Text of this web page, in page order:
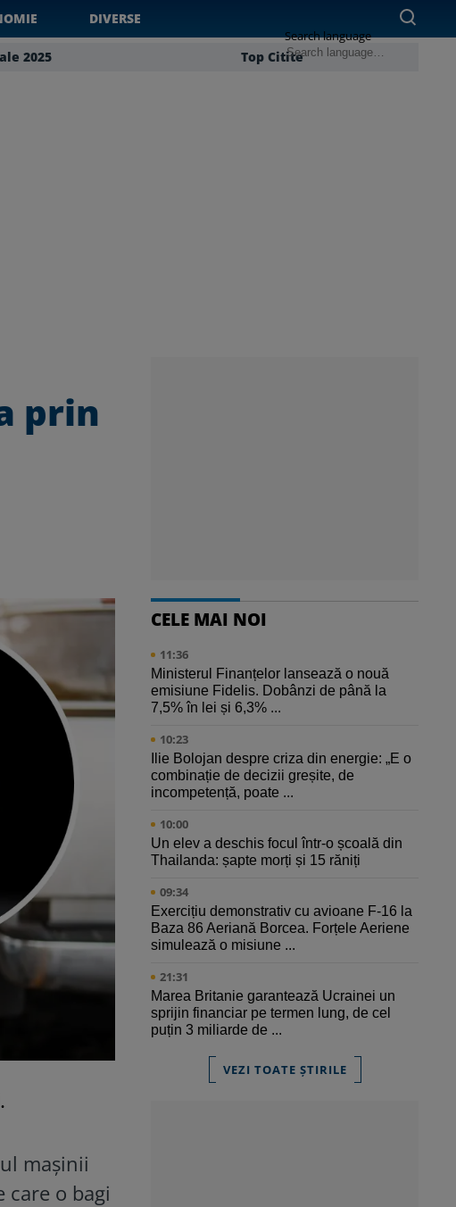
DIVERSE
2025 Top Citite
Search language
prin
mașinii
o bagi
CELE MAI NOI
11:36
Ministerul Finanțelor lansează o nouă
emisiune Fidelis. Dobânzi de până la
7,5% în lei și 6,3% ...
10:23
Ilie Bolojan despre criza din energie: „E o
combinație de decizii greșite, de
incompetență, poate ...
10:00
Un elev a deschis focul într-o școală din
Thailanda: șapte morți și 15 răniți
09:34
Exercițiu demonstrativ cu avioane F-16 la
Baza 86 Aeriană Borcea. Forțele Aeriene
simulează o misiune ...
21:31
Marea Britanie garantează Ucrainei un
sprijin financiar pe termen lung, de cel
puțin 3 miliarde de ...
VEZI TOATE ȘTIRILE